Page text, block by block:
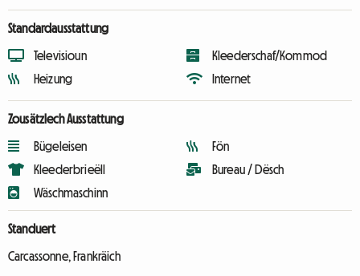
Standardausstattung
Televisioun
Heizung
Kleederschaf/Kommod
Internet
Zousätzlech Ausstattung
Bügeleisen
Kleederbrieëll
Wäschmaschinn
Fön
Bureau / Dësch
Standuert
Carcassonne, Frankräich